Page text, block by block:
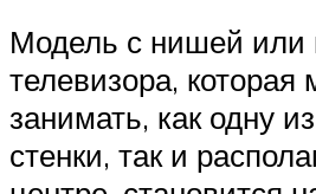
Модель с нишей или
телевизора, которая
занимать, как одну
стенки, так и